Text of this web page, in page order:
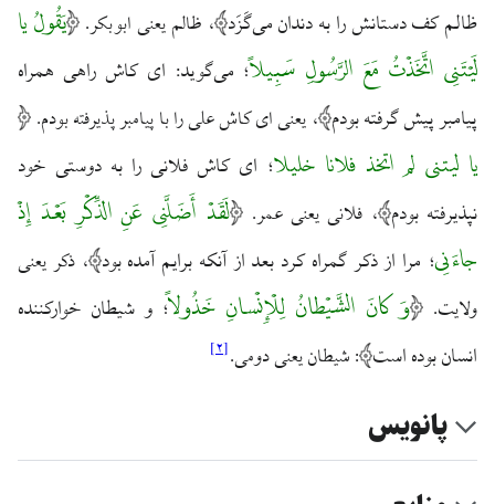
ظالم کف دستانش را به دندان می‌گَزَد ، ظالم یعنی ابوبکر. یَقُولُ یا
لَیْتَنِی اتَّخَذْتُ مَعَ الرَّسُولِ سَبِیلاً؛ می‌گوید: ای کاش راهی همراه
پیامبر پیش گرفته بودم ، یعنی ای کاش علی را با پیامبر پذیرفته بودم.
یا لیتنی لم اتخذ فلانا خلیلا؛ ای کاش فلانی را به دوستی خود
نپذیرفته بودم ، فلانی یعنی عمر. لَقَدْ أَضَلَّنِی عَنِ الذِّکْرِ بَعْدَ إِذْ
جاءَنِی؛ مرا از ذکر گمراه کرد بعد از آنکه برایم آمده بود ، ذکر یعنی
ولایت. وَ کانَ الشَّیْطانُ لِلْإِنْسانِ خَذُولاً؛و شیطان خوارکننده
انسان بوده است : شیطان یعنی دومی.[۲]
پانویس